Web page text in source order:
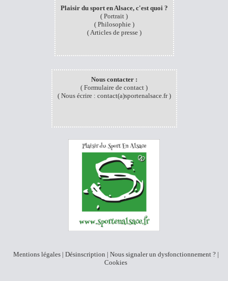
Plaisir du sport en Alsace, c'est quoi ?
( Portrait )
( Philosophie)
( Articles de presse)
Nous contacter :
( Formulaire de contact )
( Nous écrire : contact(a)sportenalsace.fr)
Mentions légales| Désinscription | Nous signaler un dysfonctionnement? |
Cookies